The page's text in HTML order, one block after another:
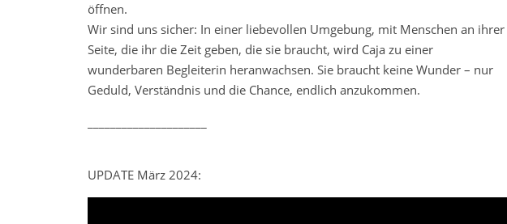
öffnen.
Wir sind uns sicher: In einer liebevollen Umgebung, mit Menschen an ihrer
Seite, die ihr die Zeit geben, die sie braucht, wird Caja zu einer
wunderbaren Begleiterin heranwachsen. Sie braucht keine Wunder – nur
Geduld, Verständnis und die Chance, endlich anzukommen.
UPDATE März 2024: